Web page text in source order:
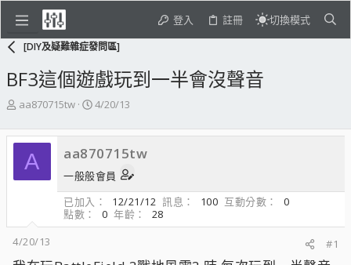
登入 註冊 切換模式
[DIY及疑難雜症發問區]
BF3這個遊戲玩到一半會沒聲音
主
發
人
aa870715tw
開
日
期
4/20/13
A aa870715tw
一般般會員
已加入
12/21/12 訊息 100 互動分數
0
點數
0 年齡
28
4/20/13
#1